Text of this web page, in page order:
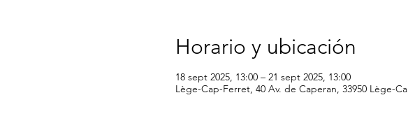
Horario y ubicación
18 sept 2025, 13:00 – 21 sept 2025, 13:00
Lège-Cap-Ferret, 40 Av. de Caperan, 33950 Lège-